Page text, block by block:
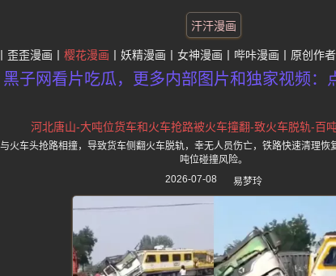
汗汗漫画
歪歪漫画 樱花漫画 妖精漫画 女神漫画 哔咔漫画 原创作者
黑子网看片吃瓜，更多内部图片和独家视频：
河北唐山-大吨位货车和火车抢路被火车撞翻-致火车脱轨-百
火车头抢路相撞，导致货车侧翻火车脱轨，幸无人员伤亡，铁路快速清理
吨位碰撞风险。
2026-07-08
易梦玲